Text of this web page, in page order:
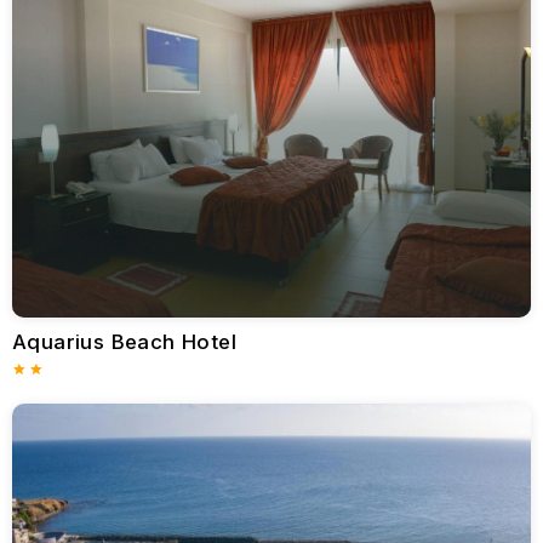
lägenhetsuthyrningar för gäster som föredrar större oberoende
och integritet. Fastigheter som Villa Elizabeth och Limassol
Marina Apartments erbjuder fullt utrustat boende, privata pooler
och fantastisk havsutsikt, perfekt för familjesemestrar eller
Gastronomisk excellens
Limassols kulinariska utbud är lika varierat och levande som
staden själv. Det traditionella cypriotiska köket, med rätter som
grillad halloumi, färska skaldjur, souvlaki och rikliga mezze-
tallrikar, kan avnjutas på autentiska tavernor som Forsos Tavern
och Meze Taverna. Internationella restauranger finns det också
gott om, med italienska, franska, japanska och
medelhavsrestauranger utspridda över hela staden.
Limassol Marina är särskilt känd för sitt urval av exklusiva
matställen och trendiga kaféer, där gästerna kan njuta av
glittrande Medelhavet.
Aktiviteter och underhållning
Limassol erbjuder många rekreationsmöjligheter både på land
och till sjöss. Vattensportentusiaster kan ägna sig åt aktiviteter
Aquarius Beach Hotel